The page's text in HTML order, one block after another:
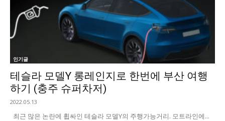
인기글
테슬라 모델Y 롱레인지로 한번에 부산 여행
하기 (충주 슈퍼차저)
2022.05.13
최근 많은 논란에 휩싸인 테슬라 모델Y의 주행가능거리. 모트라인에...